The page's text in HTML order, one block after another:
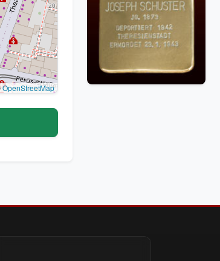
OpenStreetMap